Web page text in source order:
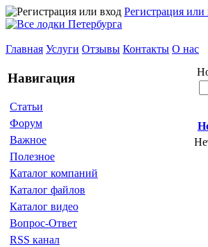
Регистрация или
Главная Услуги Отзывы Контакты О нас
Навигация
Статьи
Форум
Важное
Полезное
Каталог компаний
Каталог файлов
Каталог видео
Вопрос-Ответ
RSS канал